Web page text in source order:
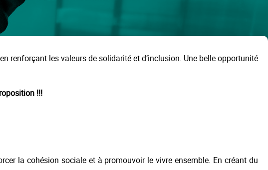
renforçant les valeurs de solidarité et d’inclusion. Une belle opportunité
!!!
la cohésion sociale et à promouvoir le vivre ensemble. En créant du